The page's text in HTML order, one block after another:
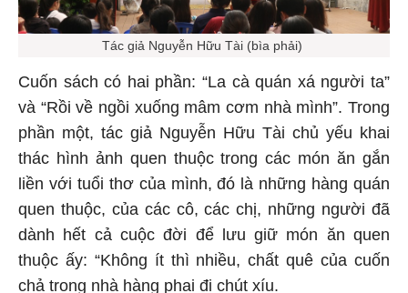
Tác giả Nguyễn Hữu Tài (bìa phải)
Cuốn sách có hai phần: “La cà quán xá người ta”
và “Rồi về ngồi xuống mâm cơm nhà mình”. Trong
phần một, tác giả Nguyễn Hữu Tài chủ yếu khai
thác hình ảnh quen thuộc trong các món ăn gắn
liền với tuổi thơ của mình, đó là những hàng quán
quen thuộc, của các cô, các chị, những người đã
dành hết cả cuộc đời để lưu giữ món ăn quen
thuộc ấy: “Không ít thì nhiều, chất quê của cuốn
chả trong nhà hàng phai đi chút xíu.